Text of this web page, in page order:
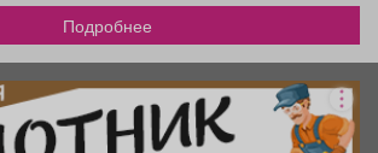
Подробнее